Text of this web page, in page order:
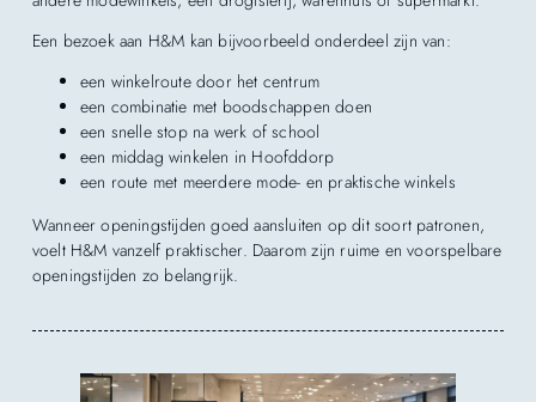
Een bezoek aan H&M kan bijvoorbeeld onderdeel zijn van:
een winkelroute door het centrum
een combinatie met boodschappen doen
een snelle stop na werk of school
een middag winkelen in Hoofddorp
een route met meerdere mode- en praktische winkels
Wanneer openingstijden goed aansluiten op dit soort patronen,
voelt H&M vanzelf praktischer. Daarom zijn ruime en voorspelbare
openingstijden zo belangrijk.